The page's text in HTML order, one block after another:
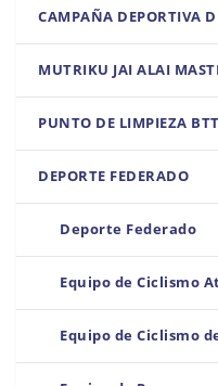
CAMPAÑA DEPORTIVA
MUTRIKU JAI ALAI
PUNTO DE LIMPIEZA
DEPORTE FEDERADO
Deporte Federado
Equipo de Ciclismo
Equipo de Ciclismo